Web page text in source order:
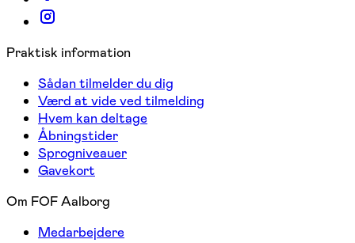
Praktisk information
Sådan tilmelder du dig
Værd at vide ved tilmelding
Hvem kan deltage
Åbningstider
Sprogniveauer
Gavekort
Om FOF Aalborg
Medarbejdere